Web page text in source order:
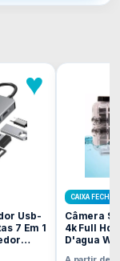
♥
Usb-
7 Em 1
CAIXA
Câmera
4k Full Hd
D'agua